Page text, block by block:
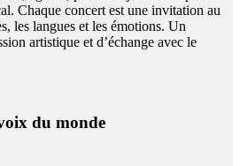
Chaque concert est une invitation au
les langues et les émotions. Un
artistique et d’échange avec le
du monde